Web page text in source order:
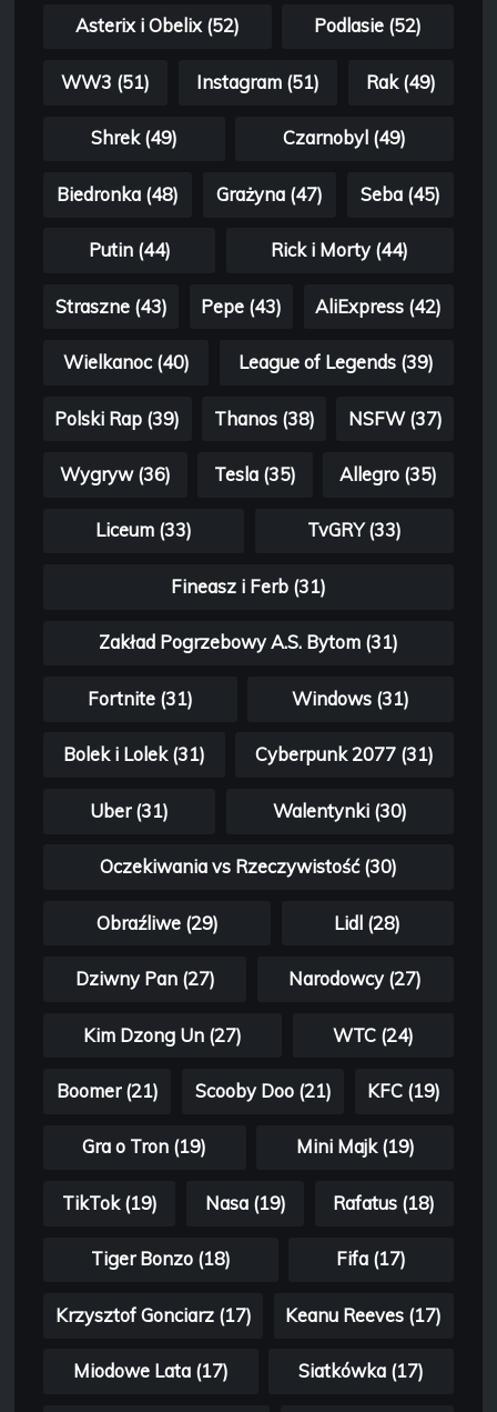
Asterix i Obelix (52) Podlasie (52)
WW3 (51) Instagram (51) Rak (49)
Shrek (49) Czarnobyl (49)
Biedronka (48) Grażyna (47) Seba (45)
Putin (44) Rick i Morty (44)
Straszne (43) Pepe (43) AliExpress (42)
Wielkanoc (40) League of Legends (39)
Polski Rap (39) Thanos (38) NSFW (37)
Wygryw (36) Tesla (35) Allegro (35)
Liceum (33) TvGRY (33)
Fineasz i Ferb (31)
Zakład Pogrzebowy A.S. Bytom (31)
Fortnite (31) Windows (31)
Bolek i Lolek (31) Cyberpunk 2077 (31)
Uber (31) Walentynki (30)
Oczekiwania vs Rzeczywistość (30)
Obraźliwe (29) Lidl (28)
Dziwny Pan (27) Narodowcy (27)
Kim Dzong Un (27) WTC (24)
Boomer (21) Scooby Doo (21) KFC (19)
Gra o Tron (19) Mini Majk (19)
TikTok (19) Nasa (19) Rafatus (18)
Tiger Bonzo (18) Fifa (17)
Krzysztof Gonciarz (17) Keanu Reeves (17)
Miodowe Lata (17) Siatkówka (17)